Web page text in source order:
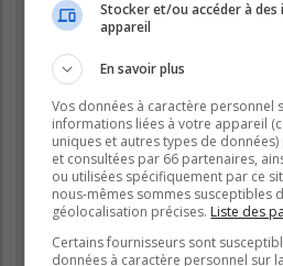
déclaré sous la «licence publique
téléchargé surle site de phpBB
seul but de faciliter les discussions sur
en aucun cas être tenu comme
d’informations concernant phpBB,
(en anglais).
Vous acceptez de ne publier aucun
vulgaire, diffamatoire, choquant,
pourrait transgresser la législation de
serveur de « LE DOMAINE BLEU » est
internationale. Si vous ne respectez pas
exposez à un bannissement immédiat et
Stocker et/ou accéder à
appareil
En savoir plus
Vos données à caractère personnel
informations liées à votre appareil
uniques et autres types de
et consultées par 66 partenaires,
ou utilisées spécifiquement par ce
nous-mêmes sommes susceptibles
géolocalisation précises. Liste des
Certains fournisseurs sont
données à caractère personnel sur